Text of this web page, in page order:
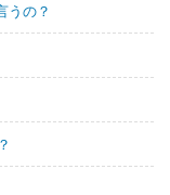
うの？